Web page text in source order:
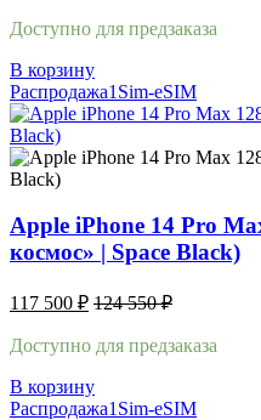
Доступно для предзаказа
В корзину
Распродажа1Sim-eSIM
Apple iPhone 14 Pro
космос» | Space Black)
117 500 ₽ 124 550₽
Доступно для предзаказа
В корзину
Распродажа1Sim-eSIM